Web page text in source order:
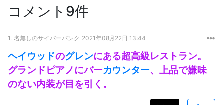
コメント9件
1. 名無しのサイバーパンク 2021年08月22日 13:44
ヘイウッドのグレンにある超高級レストラン。
グランドピアノにバーカウンター、上品で嫌味
のない内装が目を引く。